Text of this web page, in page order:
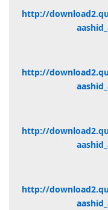
http://
http://
http://
http://